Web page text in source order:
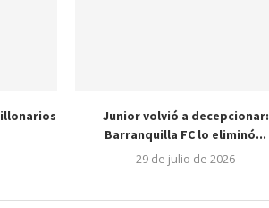
Junior volvió a decepcionar:
Barranquilla FC lo eliminó...
29 de julio de 2026